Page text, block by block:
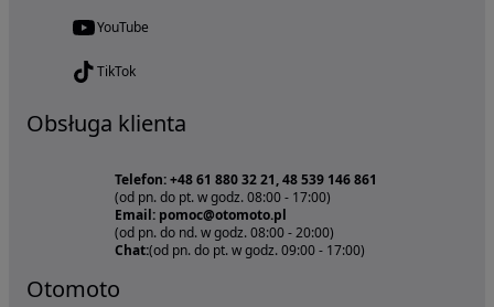
YouTube
TikTok
Obsługa klienta
Telefon: +48 61 880 32 21, 48 539 146 861
(od pn. do pt. w godz. 08:00 - 17:00)
Email: pomoc@otomoto.pl
(od pn. do nd. w godz. 08:00 - 20:00)
Chat:(od pn. do pt. w godz. 09:00 - 17:00)
Otomoto